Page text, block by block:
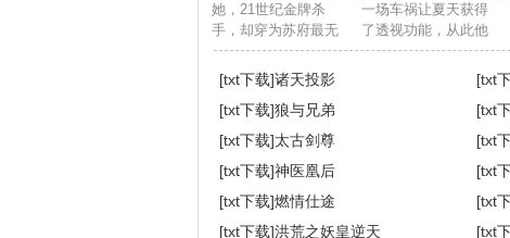
她，21世纪金牌杀
手，却穿为苏府最无
用的废柴四小姐身
上。他，帝国晋王殿
下，冷酷邪魅强势霸
道，天赋卓绝。世人
皆知她是草包废材，
任意欺压凌辱，唯
独...
一场车祸让夏天获得
了透视功能，从此他
踏上了一条与众不同
的道路。 打篮球？一
个挑五个。 围棋国
手？让你三颗子。 鉴
[txt下载]诸天投影 [txt
[txt下载]狼与兄弟 [txt
[txt下载]太古剑尊 [txt
[txt下载]神医凰后 [txt
[txt下载]燃情仕途 [txt
[txt下载]洪荒之妖皇逆天 [txt